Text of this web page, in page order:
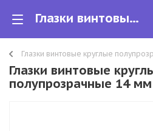
Глазки винтовые круглые полупрозрачные 14 мм
Глазки винтовые круглые
Глазки винтовые
полупрозрачные 14 мм